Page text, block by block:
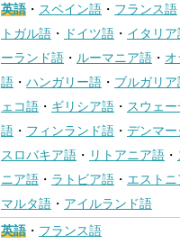
英語 ・ スペイン語 ・ フランス語
トガル語 ・ ドイツ語 ・ イタリア
ーランド語 ・ ルーマニア語 ・
語 ・ ハンガリー語 ・ ブルガリア
ェコ語 ・ ギリシア語 ・ スウェ
語 ・ フィンランド語 ・ デンマー
スロバキア語 ・ リトアニア語 ・
ニア語 ・ ラトビア語 ・ エスト
マルタ語 ・ アイルランド語
英語 ・ フランス語